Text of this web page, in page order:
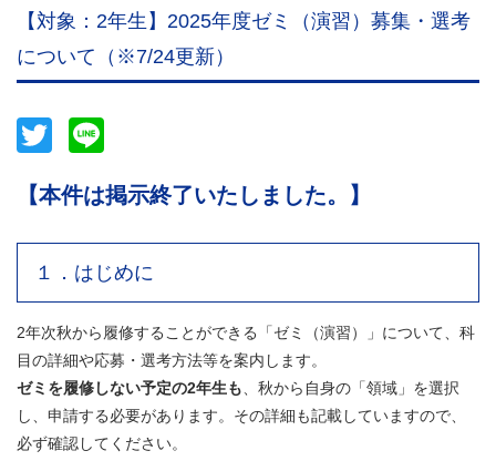
【対象：2年生】2025年度ゼミ（演習）募集・選考
について（※7/24更新）
Twitter
【本件は掲示終了いたしました。】
１．はじめに
2年次秋から履修することができる「ゼミ（演習）」について、科
目の詳細や応募・選考方法等を案内します。
ゼミを履修しない予定の2年生も 、秋から自身の「領域」を選択
し、申請する必要があります。その詳細も記載していますので、
必ず確認してください。